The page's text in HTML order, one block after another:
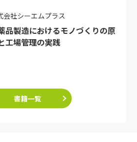
会社シーエムプラス
品製造におけるモノづくりの原
工場管理の実践
書籍一覧